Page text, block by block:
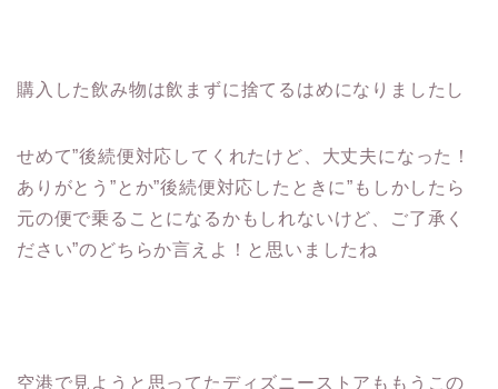
購入した飲み物は飲まずに捨てるはめになりましたし
せめて”後続便対応してくれたけど、大丈夫になった！
ありがとう”とか”後続便対応したときに”もしかしたら
元の便で乗ることになるかもしれないけど、ご了承く
ださい”のどちらか言えよ！と思いましたね
空港で見ようと思ってたディズニーストアももうこの